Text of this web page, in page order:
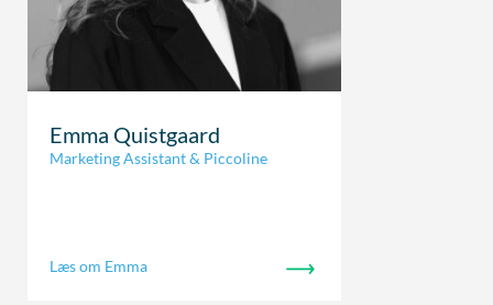
Emma Quistgaard
Marketing Assistant & Piccoline
Læs om Emma